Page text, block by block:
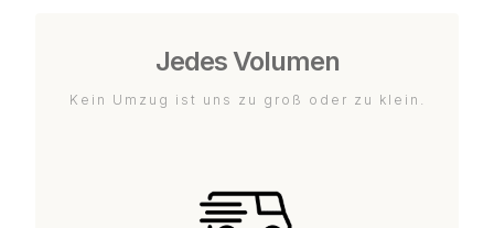
Jedes Volumen
Kein Umzug ist uns zu groß oder zu klein.